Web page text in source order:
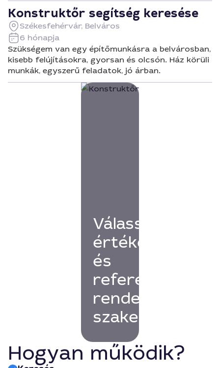
Konstruktőr segítség keresése
Székesfehérvár, Belváros
6 hónapja
Szükségem van egy építőmunkásra a belvárosban,
kisebb felújításokra, gyorsan és olcsón. Ház körüli
munkák, egyszerű feladatok, jó árban.
Válassz
értékelésekkel
és
referenciákkal
rendelkező
szakembert!
Hogyan működik?